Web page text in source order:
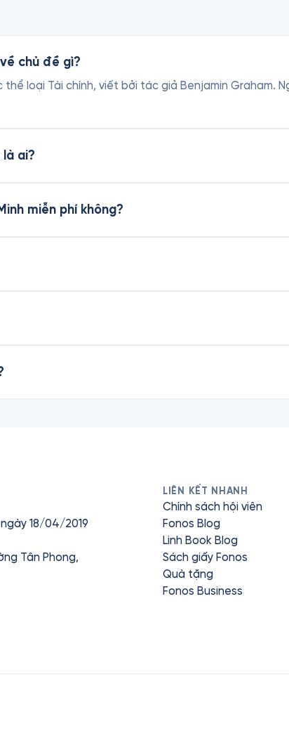
chủ đề gì?
thể loại Tài chính, viết bởi tác giả Benjamin Graham.
là ai?
miễn phí không?
18/04/2019
Tân Phong,
LIÊN KẾT NHANH
Chính sách hội viên
Fonos Blog
Linh Book Blog
Sách giấy Fonos
Quà tặng
Fonos Business